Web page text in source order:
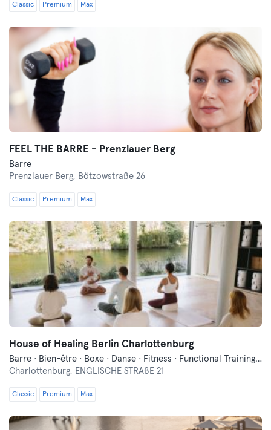
Classic Premium Max
FEEL THE BARRE - Prenzlauer Berg
Barre
Prenzlauer Berg, Bötzowstraße 26
Classic Premium Max
House of Healing Berlin Charlottenburg
Barre · Bien-être · Boxe · Danse · Fitness · Functional Training · Méditation · Pilates · Qi Gong et Tai Chi · Yoga
Charlottenburg, ENGLISCHE STRAßE 21
Classic Premium Max